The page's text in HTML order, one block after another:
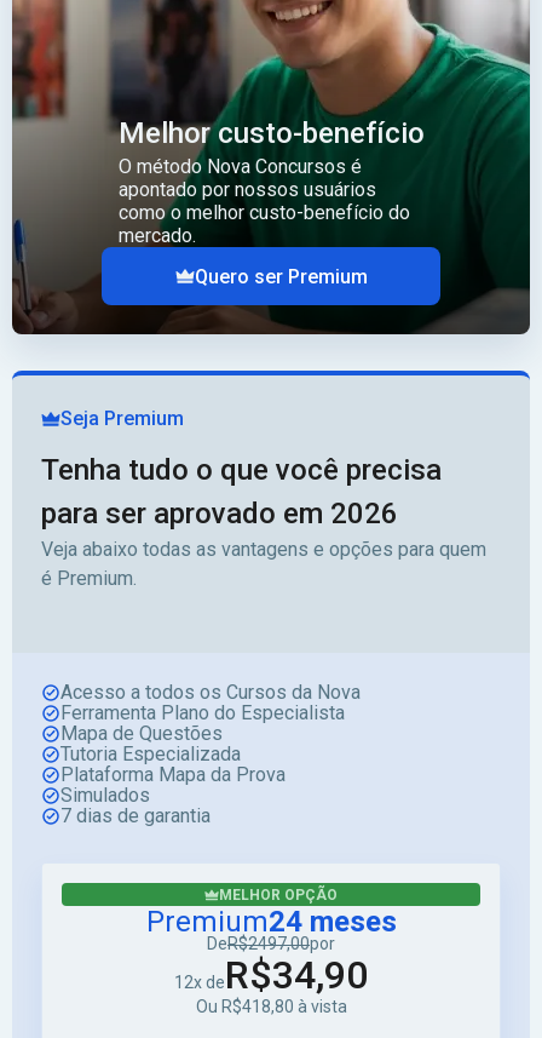
Melhor custo-benefício
O método Nova Concursos é
apontado por nossos usuários
como o melhor custo-benefício do
mercado.
Quero ser Premium
Seja Premium
Tenha tudo o que você precisa
para ser aprovado em 2026
Veja abaixo todas as vantagens e opções para quem
é Premium.
Acesso a todos os Cursos da Nova
Ferramenta Plano do Especialista
Mapa de Questões
Tutoria Especializada
Plataforma Mapa da Prova
Simulados
7 dias de garantia
MELHOR OPÇÃO
Premium24 meses
DeR$2497,00por
12x deR$34,90
Ou R$418,80 à vista